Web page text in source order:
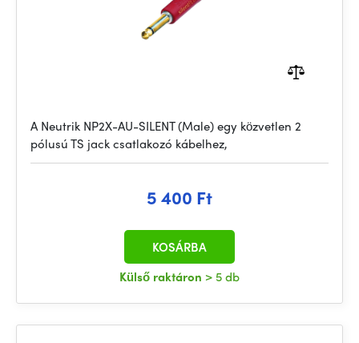
A Neutrik NP2X-AU-SILENT (Male) egy közvetlen 2
pólusú TS jack csatlakozó kábelhez,
5 400 Ft
Külső raktáron > 5 db
KOSÁRBA